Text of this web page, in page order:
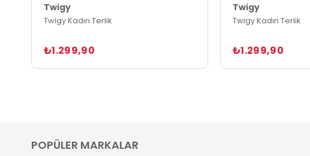
Twigy
Twigy Kadın Terlik
₺1.299,90
Twigy
Twigy Kadın Terlik
₺1.299,90
POPÜLER MARKALAR